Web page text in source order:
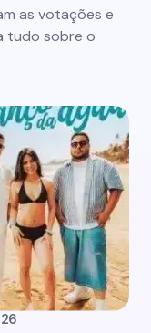
as votações e
tudo sobre o